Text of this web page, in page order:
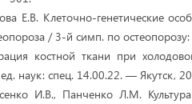
Е.В. Клеточно-генетические
/ 3-й симп. по
костной ткани при
наук: спец. 14.00.22. — Якутск,
И.В., Панченко Л.М. Культура